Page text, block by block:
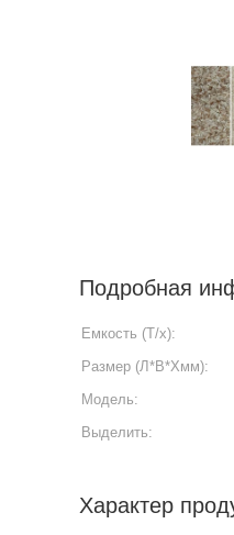
Подробная
Емкость (Т/х):
Размер (Л*В*Хмм):
Модель:
Выделить:
Характер